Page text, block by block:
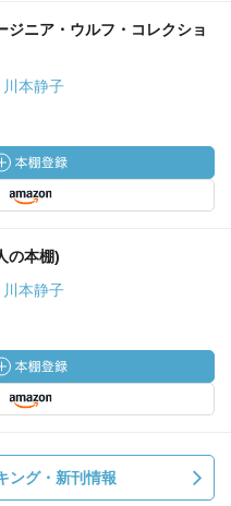
ジニア・ウルフ・コレクショ
本静子
の本棚)
本静子
ング・新刊情報